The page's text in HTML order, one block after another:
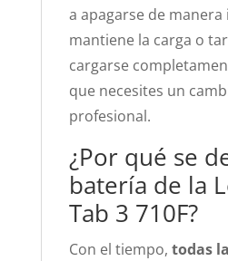
a apagarse de
mantiene la carga o
cargarse
que necesites un
profesional.
¿Por qué se
batería de la
Tab 3 710F?
Con el tiempo, todas